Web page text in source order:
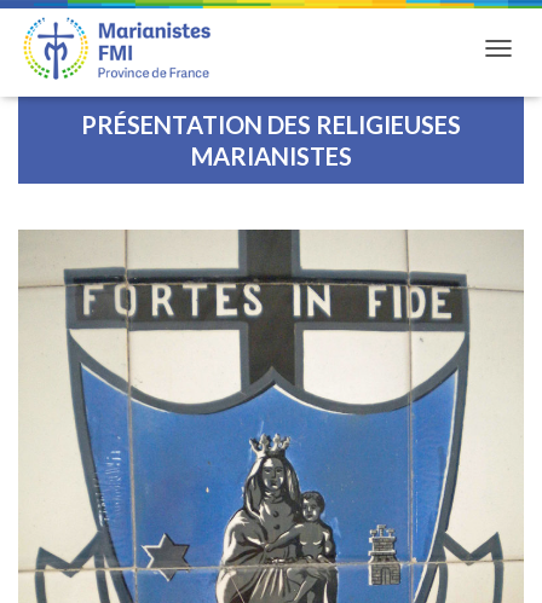
PRÉSENTATION DES RELIGIEUSES
MARIANISTES